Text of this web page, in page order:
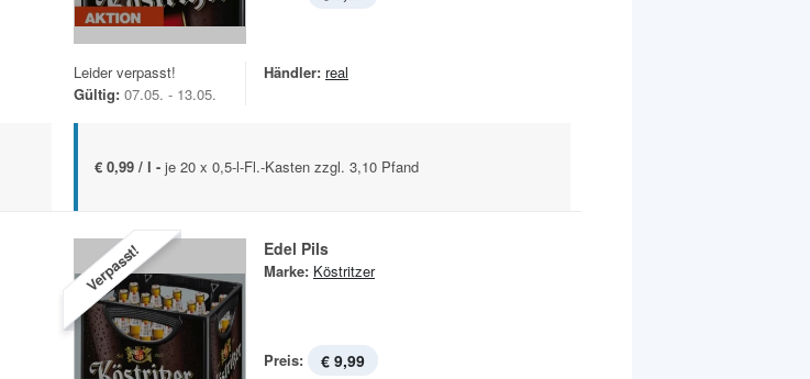
Leider verpasst!
Gültig: 07.05. - 13.05.
Händler: real
€ 0,99 / l - je 20 x 0,5-l-Fl.-Kasten zzgl. 3,10 Pfand
Verpasst! Edel Pils
Marke: Köstritzer
Preis: € 9,99